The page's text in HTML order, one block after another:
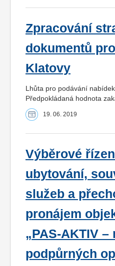
Zpracování
dokumentů
Klatovy
Lhůta pro podávání
Předpokládaná hodnota
19. 06. 2019
Výběrové
ubytování,
služeb a
pronájem
„PAS-AKTIV –
podpůrných